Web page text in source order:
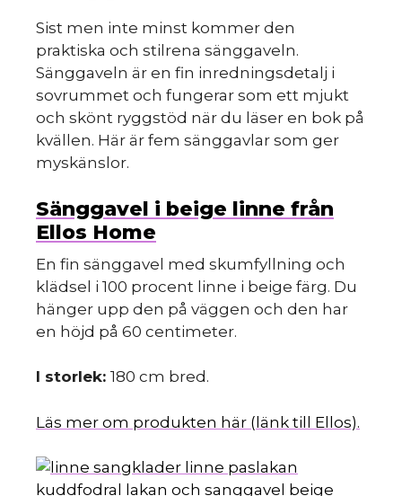
Sist men inte minst kommer den
praktiska och stilrena sänggaveln.
Sänggaveln är en fin inredningsdetalj i
sovrummet och fungerar som ett mjukt
och skönt ryggstöd när du läser en bok på
kvällen. Här är fem sänggavlar som ger
myskänslor.
Sänggavel i beige linne från
Ellos Home
En fin sänggavel med skumfyllning och
klädsel i 100 procent linne i beige färg. Du
hänger upp den på väggen och den har
en höjd på 60 centimeter.
I storlek: 180 cm bred.
Läs mer om produkten här (länk till Ellos).